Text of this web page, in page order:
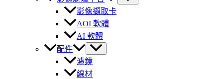
影像擷取卡
AOI 軟體
AI 軟體
配件
濾鏡
線材